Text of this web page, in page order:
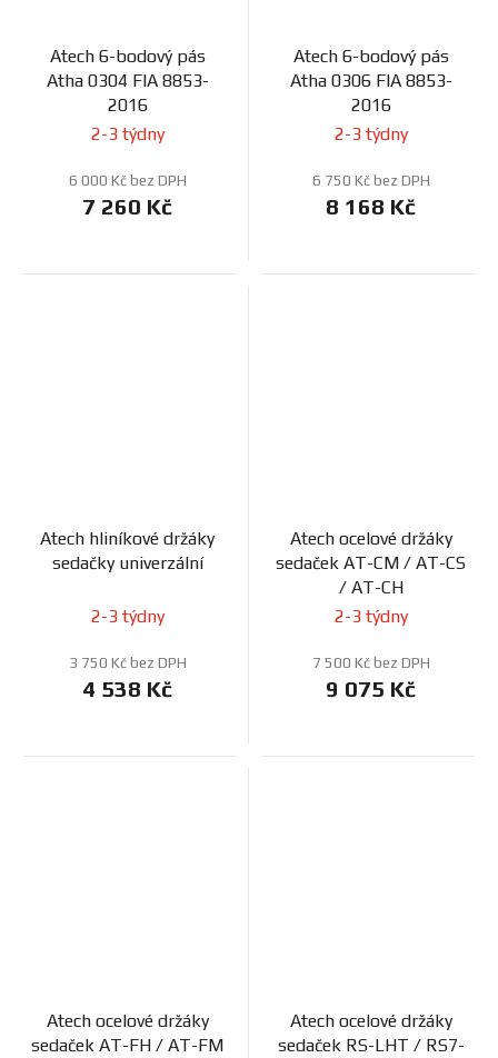
Atech 6-bodový pás
Atha 0304 FIA 8853-
2016
2-3 týdny
6 000 Kč bez DPH
7 260 Kč
Atech 6-bodový pás
Atha 0306 FIA 8853-
2016
2-3 týdny
6 750 Kč bez DPH
8 168 Kč
Atech hliníkové držáky
sedačky univerzální
2-3 týdny
3 750 Kč bez DPH
4 538 Kč
Atech ocelové držáky
sedaček AT-CM / AT-CS
/ AT-CH
2-3 týdny
7 500 Kč bez DPH
9 075 Kč
Atech ocelové držáky
sedaček AT-FH / AT-FM
Atech ocelové držáky
sedaček RS-LHT / RS7-